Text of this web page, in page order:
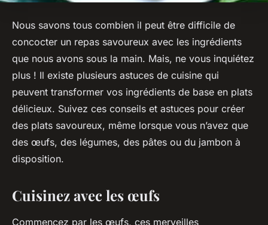
Nous savons tous combien il peut être difficile de
concocter un repas savoureux avec les ingrédients
que nous avons sous la main. Mais, ne vous inquiétez
plus ! Il existe plusieurs astuces de cuisine qui
peuvent transformer vos ingrédients de base en plats
délicieux. Suivez ces conseils et astuces pour créer
des plats savoureux, même lorsque vous n’avez que
des œufs, des légumes, des pâtes ou du jambon à
disposition.
Cuisinez avec les œufs
Commencez par les œufs, ces merveilles